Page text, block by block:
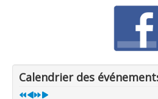
Calendrier des